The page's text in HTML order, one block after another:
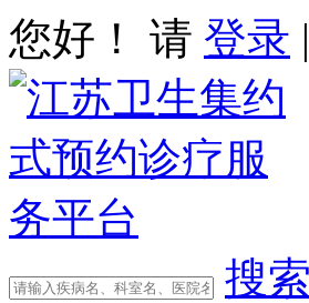
您好！ 请 登录 |
搜索